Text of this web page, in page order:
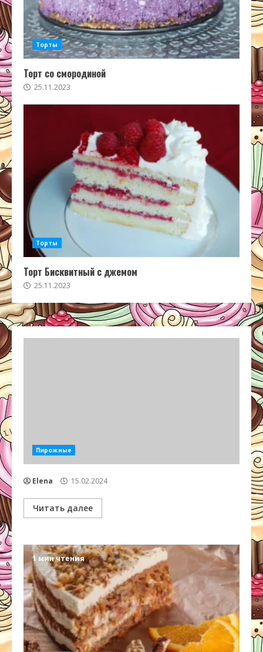
Торты
Торт со смородиной
25.11.2023
Торты
Торт Бисквитный с джемом
25.11.2023
Пирожные
Elena 15.02.2024
Читать далее
1 мин чтения